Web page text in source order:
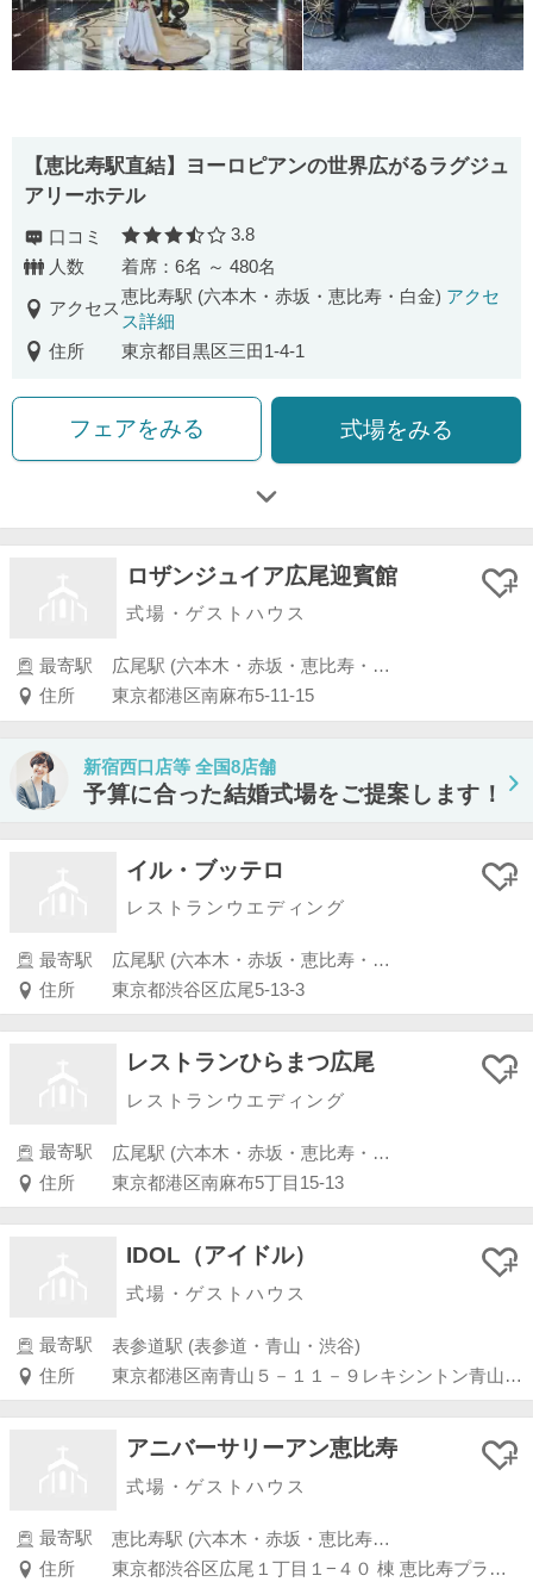
【恵比寿駅直結】ヨーロピアンの世界広がるラグジュ
アリーホテル
口コミ 口コミ評価
3.8
人数
着席：6名 ～ 480名
アクセス
恵比寿駅 (六本木・赤坂・恵比寿・白金) アクセ
ス詳細
住所
東京都目黒区三田1-4-1
フェアをみる 式場をみる
ロザンジュイア広尾迎賓館
式場・ゲストハウス
最寄駅
広尾駅 (六本木・赤坂・恵比寿・白金)
住所
東京都港区南麻布5-11-15
新宿西口店等 全国8店舗
予算に合った結婚式場をご提案します！
イル・ブッテロ
レストランウエディング
最寄駅
広尾駅 (六本木・赤坂・恵比寿・白金)
住所
東京都渋谷区広尾5-13-3
レストランひらまつ広尾
レストランウエディング
最寄駅
広尾駅 (六本木・赤坂・恵比寿・白金)
住所
東京都港区南麻布5丁目15-13
IDOL（アイドル）
式場・ゲストハウス
最寄駅
表参道駅 (表参道・青山・渋谷)
住所
東京都港区南青山５－１１－９レキシントン青山ビル Ｂ１Ｆ
アニバーサリーアン恵比寿
式場・ゲストハウス
最寄駅
恵比寿駅 (六本木・赤坂・恵比寿・白金)
住所
東京都渋谷区広尾１丁目１−４０ 棟 恵比寿プライムスクエアプラザ